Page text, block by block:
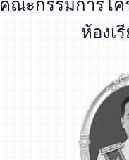
คณะกรรมการโค
ห้องเ